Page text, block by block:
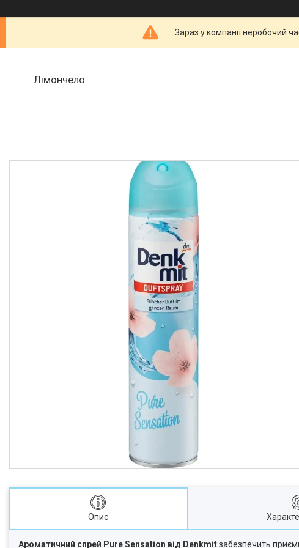
Зараз у компанії неробочий
Лімончело
Опис
Ароматичний спрей Pure Sensation від Denkmitзабезпечить